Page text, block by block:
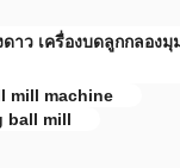
าว เครื่องบดลูกกลอง
mill machine
ball mill